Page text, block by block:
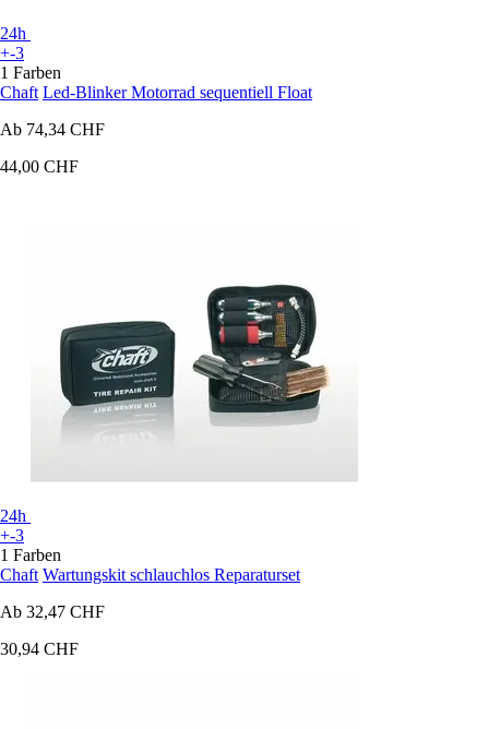
24h
+-3
1 Farben
Chaft Led-Blinker Motorrad sequentiell Float
Ab 74,34 CHF
44,00 CHF
24h
+-3
1 Farben
Chaft Wartungskit schlauchlos Reparaturset
Ab 32,47 CHF
30,94 CHF